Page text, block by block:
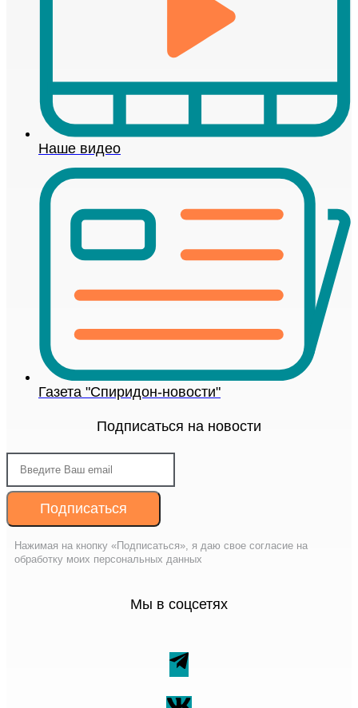
Наше видео
Газета "Спиридон-новости"
Подписаться на новости
Подписаться
Нажимая на кнопку «Подписаться», я даю свое согласие на
обработку моих персональных данных
Мы в соцсетях